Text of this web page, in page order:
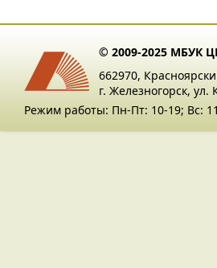
© 2009-2025 МБУК
662970,
г. Железногорск, ул.
Режим работы: Пн-Пт: 10-19; Вс: